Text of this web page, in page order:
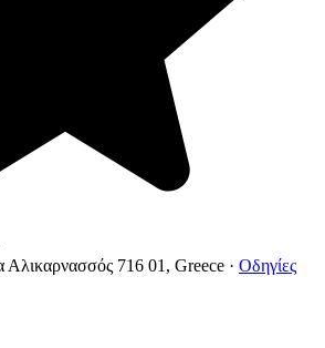
716 01, Greece · Οδηγίες